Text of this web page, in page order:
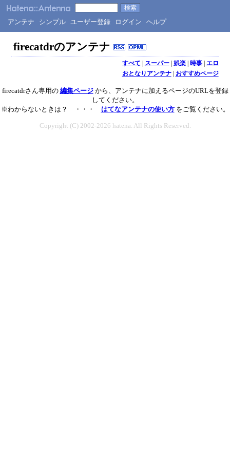
アンテナ シンプル ユーザー登録 ログイン ヘルプ
firecatdrのアンテナ
すべて | スーパー| 娯楽| 時事| エロ
おとなりアンテナ| おすすめページ
firecatdrさん専用の 編集ページから、アンテナに加えるページのURLを登録
してください。
※わからないときは？ ・・・ はてなアンテナの使い方をご覧ください。
Copyright (C) 2002-2026 hatena. All Rights Reserved.